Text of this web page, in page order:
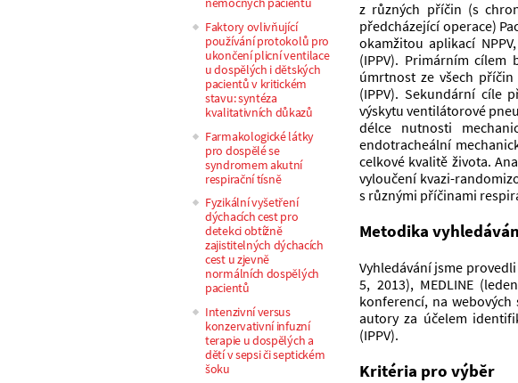
z různých příčin (s
předcházející operace)
okamžitou aplikací
(IPPV). Primárním cílem
úmrtnost ze všech
(IPPV). Sekundární cíle
výskytu ventilátorové
délce nutnosti
endotracheální
celkové kvalitě života.
vyloučení kvazi-
s různými příčinami
Metodika
Vyhledávání jsme
5, 2013), MEDLINE
konferencí, na
autory za účelem
(IPPV).
Kritéria pro výběr
Faktory ovlivňující
používání protokolů pro
ukončení plicní ventilace
u dospělých i dětských
pacientů v kritickém
stavu: syntéza
kvalitativních důkazů
Farmakologické látky
pro dospělé se
syndromem akutní
respirační tísně
Fyzikální vyšetření
dýchacích cest pro
detekci obtížně
zajistitelných dýchacích
cest u zjevně
normálních dospělých
pacientů
Intenzivní versus
konzervativní infuzní
terapie u dospělých a
dětí v sepsi či septickém
šoku